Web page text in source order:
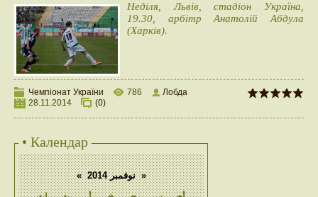
Неділя, Львів, стадіон Україна,
19.30, арбітр Анатолій Абдула
(Харків).
Чемпіонат України 786
Лобда
28.11.2014
(0)
• Календар
« نوفمبر 2014 »